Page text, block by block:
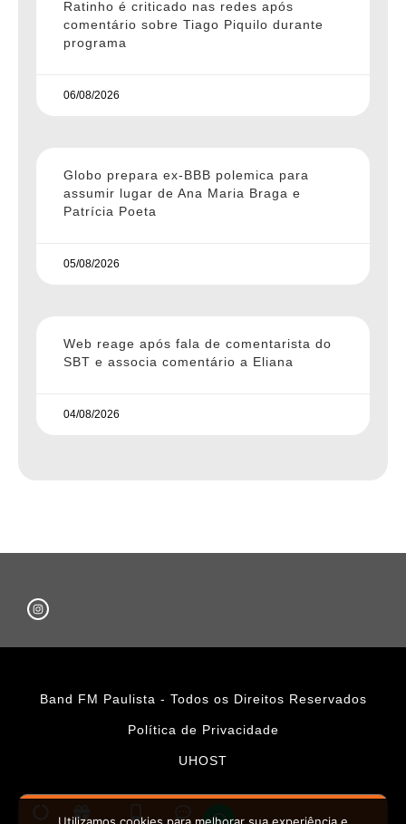
Ratinho é criticado nas redes após
comentário sobre Tiago Piquilo durante
programa
06/08/2026
Globo prepara ex-BBB polemica para
assumir lugar de Ana Maria Braga e
Patrícia Poeta
05/08/2026
Web reage após fala de comentarista do
SBT e associa comentário a Eliana
04/08/2026
Band FM Paulista - Todos os Direitos Reservados
Política de Privacidade
UHOST